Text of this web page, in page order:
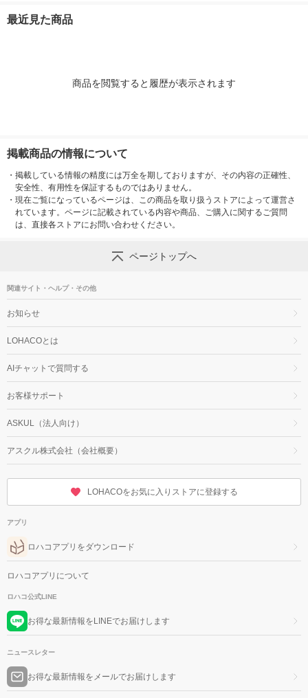
最近見た商品
商品を閲覧すると履歴が表示されます
掲載商品の情報について
・ 掲載している情報の精度には万全を期しておりますが、その内容の正確性、
安全性、有用性を保証するものではありません。
・ 現在ご覧になっているページは、この商品を取り扱うストアによって運営さ
れています。ページに記載されている内容や商品、ご購入に関するご質問
は、直接各ストアにお問い合わせください。
ページトップへ
関連サイト・ヘルプ・その他
お知らせ
LOHACOとは
AIチャットで質問する
お客様サポート
ASKUL（法人向け）
アスクル株式会社（会社概要）
LOHACOをお気に入りストアに登録する
アプリ
ロハコアプリをダウンロード
ロハコアプリについて
ロハコ公式LINE
お得な最新情報をLINEでお届けします
ニュースレター
お得な最新情報をメールでお届けします